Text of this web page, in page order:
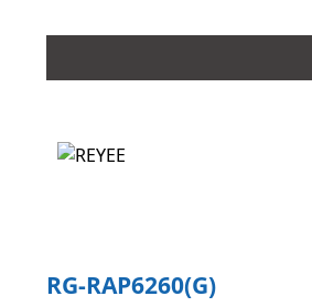
RG-RAP6260(G)